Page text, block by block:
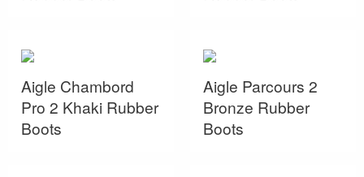
Aigle Chambord
Pro 2 Khaki Rubber
Boots
Aigle Parcours 2
Bronze Rubber
Boots